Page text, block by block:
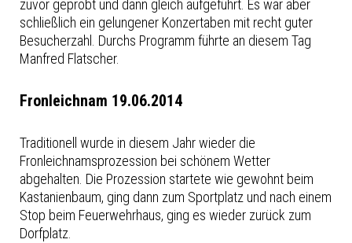
zuvor geprobt und dann gleich aufgeführt. Es war aber
schließlich ein gelungener Konzertaben mit recht guter
Besucherzahl. Durchs Programm führte an diesem Tag
Manfred Flatscher.
Fronleichnam 19.06.2014
Traditionell wurde in diesem Jahr wieder die
Fronleichnamsprozession bei schönem Wetter
abgehalten. Die Prozession startete wie gewohnt beim
Kastanienbaum, ging dann zum Sportplatz und nach einem
Stop beim Feuerwehrhaus, ging es wieder zurück zum
Dorfplatz.